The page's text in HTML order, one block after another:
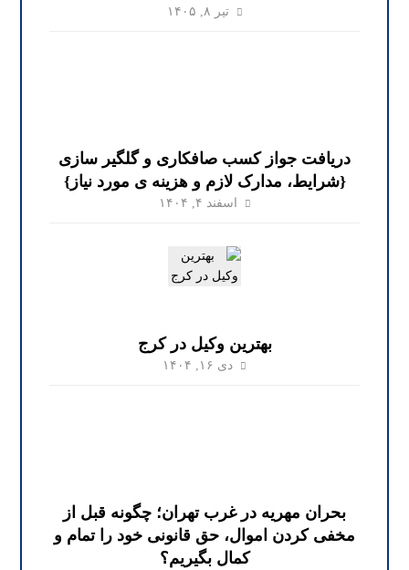
تیر ۸, ۱۴۰۵
دریافت جواز کسب صافکاری و گلگیر سازی
{شرایط، مدارک لازم و هزینه ی مورد نیاز}
اسفند ۴, ۱۴۰۴
بهترین وکیل در کرج
دی ۱۶, ۱۴۰۴
بحران مهریه در غرب تهران؛ چگونه قبل از
مخفی کردن اموال، حق قانونی خود را تمام و
کمال بگیریم؟